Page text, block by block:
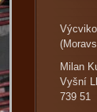
Milan
Vyšní
739 51